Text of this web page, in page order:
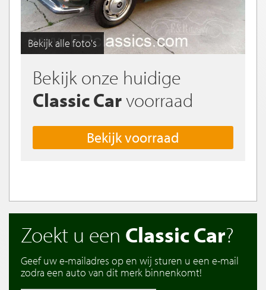
Bekijk alle foto's
Bekijk onze huidige
Classic Carvoorraad
Bekijk voorraad
Zoekt u een Classic Car?
Geef uw e-mailadres op en wij sturen u een e-mail
zodra een auto van dit merk binnenkomt!